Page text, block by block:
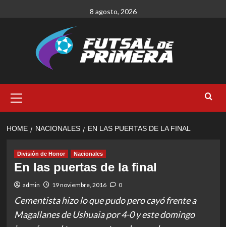
8 agosto, 2026
Menu
HOME NACIONALES EN LAS PUERTAS DE LA FINAL
División de Honor Nacionales
En las puertas de la final
admin 19 noviembre, 2016 0
Cementista hizo lo que pudo pero cayó frente a
Magallanes de Ushuaia por 4-0 y este domingo